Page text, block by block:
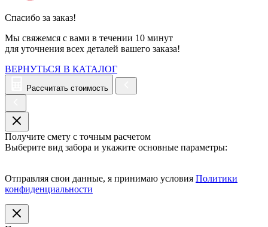
Спасибо за заказ!
Мы свяжемся с вами в течении 10 минут
для уточнения всех деталей вашего заказа!
ВЕРНУТЬСЯ В КАТАЛОГ
Рассчитать стоимость
Получите смету с точным расчетом
Выберите вид забора и укажите основные параметры:
Отправляя свои данные, я принимаю условия Политики
конфиденциальности